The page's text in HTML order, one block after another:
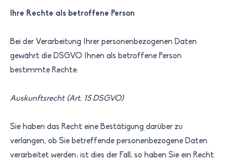
Ihre Rechte als betroffene Person
Bei der Verarbeitung Ihrer personenbezogenen Daten
gewährt die DSGVO Ihnen als betroffene Person
bestimmte Rechte:
Auskunftsrecht (Art. 15 DSGVO)
Sie haben das Recht eine Bestätigung darüber zu
verlangen, ob Sie betreffende personenbezogene Daten
verarbeitet werden; ist dies der Fall, so haben Sie ein Recht